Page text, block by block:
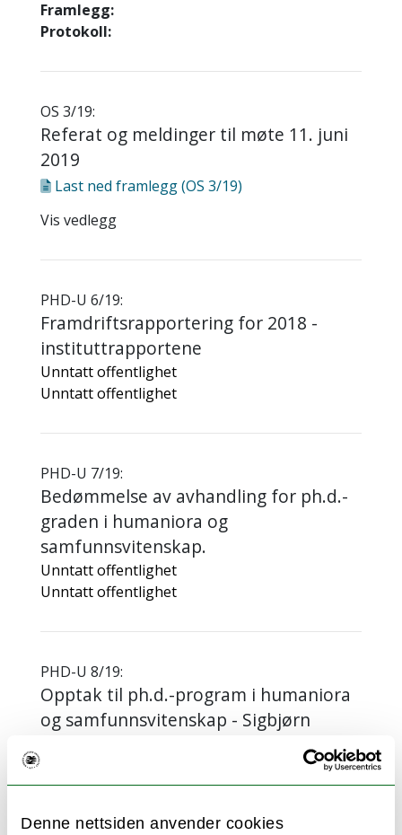
Denne nettsiden anvender cookies
Framlegg:
Protokoll:
OS 3/19:
Referat og meldinger til møte 11. juni
2019
Last ned framlegg (OS 3/19)
Vis vedlegg
PHD-U 6/19:
Framdriftsrapportering for 2018 -
instituttrapportene
Unntatt offentlighet
Unntatt offentlighet
PHD-U 7/19:
Bedømmelse av avhandling for ph.d.-
graden i humaniora og
samfunnsvitenskap.
Unntatt offentlighet
Unntatt offentlighet
PHD-U 8/19:
Opptak til ph.d.-program i humaniora
og samfunnsvitenskap - Sigbjørn
Unntatt offentlighet